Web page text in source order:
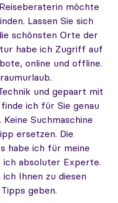
möchte
Lassen Sie sich
schönsten Orte der
habe ich Zugriff auf
online und offline.
und gepaart mit
ich für Sie genau
Suchmaschine
ersetzen. Die
habe ich für meine
ich absoluter Experte.
Ihnen zu diesen
geben.